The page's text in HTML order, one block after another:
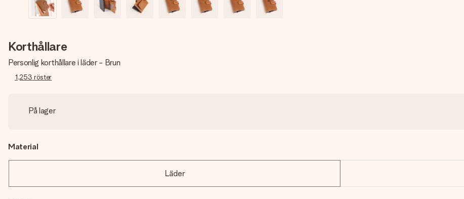
Korthållare
Personlig korthållare i läder - Brun
1,253 röster
På lager
Material
Läder